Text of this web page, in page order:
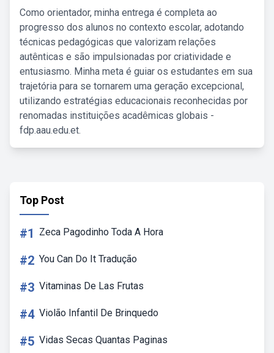
Como orientador, minha entrega é completa ao
progresso dos alunos no contexto escolar, adotando
técnicas pedagógicas que valorizam relações
autênticas e são impulsionadas por criatividade e
entusiasmo. Minha meta é guiar os estudantes em sua
trajetória para se tornarem uma geração excepcional,
utilizando estratégias educacionais reconhecidas por
renomadas instituições acadêmicas globais -
fdp.aau.edu.et.
Top Post
#1 Zeca Pagodinho Toda A Hora
#2 You Can Do It Tradução
#3 Vitaminas De Las Frutas
#4 Violão Infantil De Brinquedo
#5 Vidas Secas Quantas Paginas